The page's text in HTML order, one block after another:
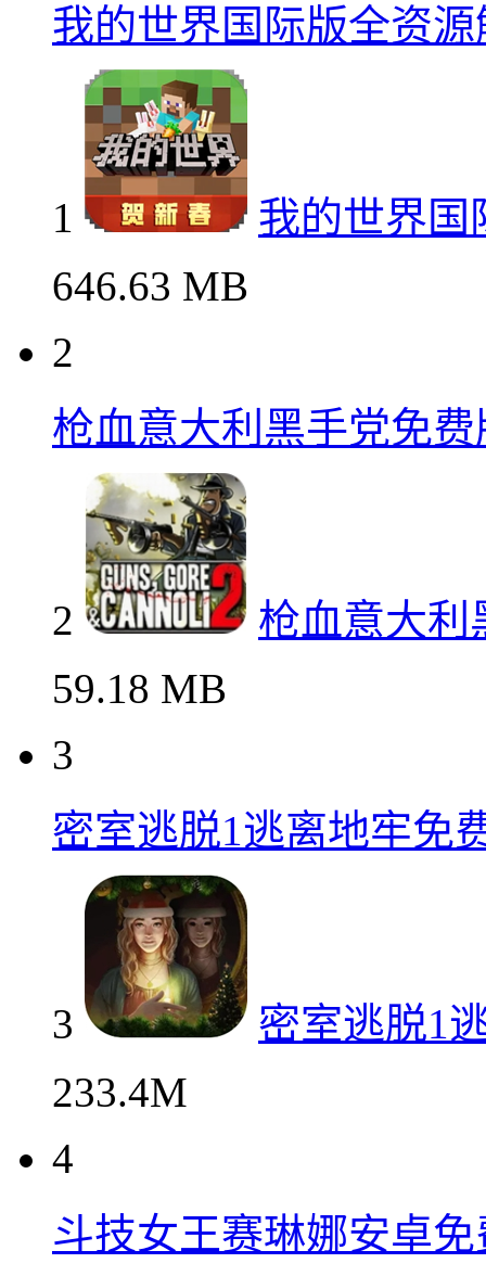
我的世界国际版全资
1
我的世界国
646.63 MB
2
枪血意大利黑手党免
2
枪血意大利
59.18 MB
3
密室逃脱1逃离地牢免
3
密室逃脱1
233.4M
4
斗技女王赛琳娜安卓